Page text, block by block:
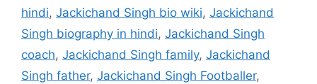
hindi, Jackichand Singh bio wiki, Jackichand
Singh biography in hindi, Jackichand Singh
coach, Jackichand Singh family, Jackichand
Singh father, Jackichand Singh Footballer,